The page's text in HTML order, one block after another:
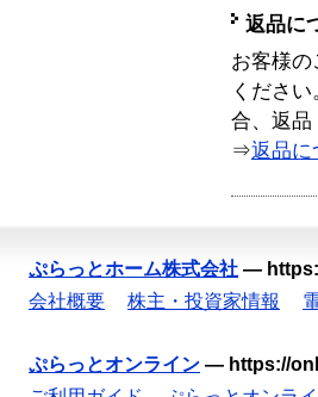
返品に
お客様
くださ
合、返品
⇒返品に
ぷらっとホーム株式会社 —
会社概要
株主・投資家情報
ぷらっとオンライン — https://